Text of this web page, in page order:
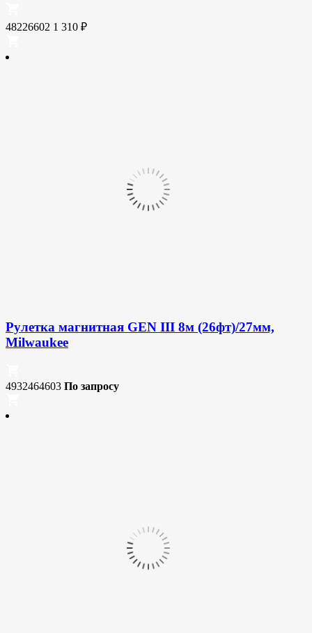
48226602 1 310 ₽
Рулетка магнитная GEN III 8м (26фт)/27мм,
Milwaukee
4932464603 По запросу